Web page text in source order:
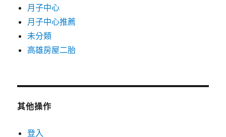
月子中心
月子中心推薦
未分類
高雄房屋二胎
其他操作
登入